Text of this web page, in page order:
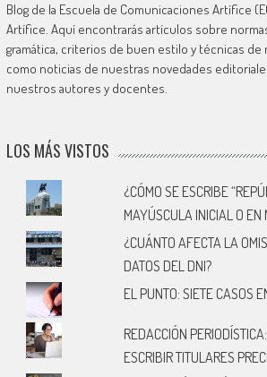
Blog de la Escuela de Comunicaciones Artífice
Artífice. Aquí encontrarás artículos sobre
gramática, criterios de buen estilo y técnicas de
como noticias de nuestras novedades
nuestros autores y docentes.
LOS MÁS VISTOS
¿CÓMO SE ESCRIBE
MAYÚSCULA INICIAL O EN
¿CUÁNTO AFECTA LA
DATOS DEL DNI?
EL PUNTO: SIETE CASOS
REDACCIÓN
ESCRIBIR TITULARES